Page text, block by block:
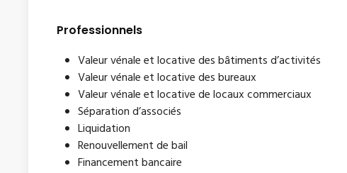
Professionnels
Valeur vénale et locative des bâtiments d’activités
Valeur vénale et locative des bureaux
Valeur vénale et locative de locaux commerciaux
Séparation d’associés
Liquidation
Renouvellement de bail
Financement bancaire